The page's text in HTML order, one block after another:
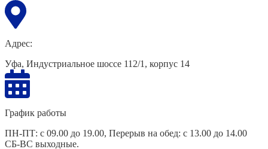
Адрес:
Уфа, Индустриальное шоссе 112/1, корпус 14
График работы
ПН-ПТ: с 09.00 до 19.00, Перерыв на обед: с 13.00 до 14.00
СБ-ВС выходные.